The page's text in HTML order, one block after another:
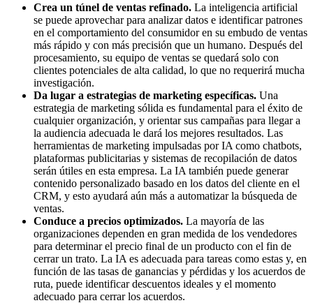
Crea un túnel de ventas refinado. La inteligencia artificial
se puede aprovechar para analizar datos e identificar patrones
en el comportamiento del consumidor en su embudo de ventas
más rápido y con más precisión que un humano. Después del
procesamiento, su equipo de ventas se quedará solo con
clientes potenciales de alta calidad, lo que no requerirá mucha
investigación.
Da lugar a estrategias de marketing específicas. Una
estrategia de marketing sólida es fundamental para el éxito de
cualquier organización, y orientar sus campañas para llegar a
la audiencia adecuada le dará los mejores resultados. Las
herramientas de marketing impulsadas por IA como chatbots,
plataformas publicitarias y sistemas de recopilación de datos
serán útiles en esta empresa. La IA también puede generar
contenido personalizado basado en los datos del cliente en el
CRM, y esto ayudará aún más a automatizar la búsqueda de
ventas.
Conduce a precios optimizados. La mayoría de las
organizaciones dependen en gran medida de los vendedores
para determinar el precio final de un producto con el fin de
cerrar un trato. La IA es adecuada para tareas como estas y, en
función de las tasas de ganancias y pérdidas y los acuerdos de
ruta, puede identificar descuentos ideales y el momento
adecuado para cerrar los acuerdos.